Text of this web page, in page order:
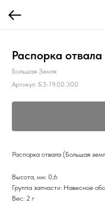
Распорка
Большая Земля
Артикул: БЗ-19.00.300
Распорка отвала (Большая
Высота, мм: 0,6
Группа запчасти: Навесное
Вес: 2 г